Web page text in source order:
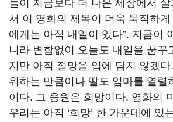
들이 지금보다 더 나은 세상에서
서 이 영화의 제목이 더욱 묵직하게
에게는 아직 내일이 있다”. 지금이
니라 변함없이 오늘도 내일을 꿈꾸
지만 아직 절망을 입에 담지 않겠
위하는 만큼이나 딸도 엄마를 열렬
이다. 그 응원은 희망이다. 영화의
우리는 아직 ‘희망’ 한 가운데에 있